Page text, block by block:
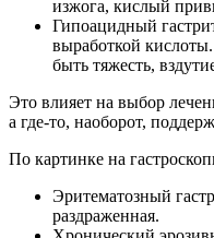
изжога, кислый
Гипоацидный
выработкой
быть тяжесть,
Это влияет на выбор
а где-то, наоборот,
По картинке на
Эритематозный
раздраженная.